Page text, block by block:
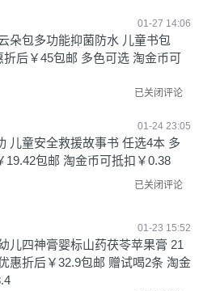
01-27 14:06
朵包多功能抑菌防水 儿童书包
折后￥45包邮 多色可选 淘金币可
已关闭评论
01-24 23:05
儿童安全救援故事书 任选4本 多
19.42包邮 淘金币可抵扣￥0.38
已关闭评论
01-23 15:52
儿四神膏婴标山药茯苓苹果膏 21
惠折后￥32.9包邮 赠试喝2条 淘金